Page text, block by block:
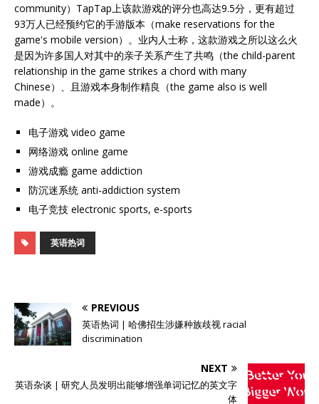
community）TapTap上该款游戏的评分也高达9.5分，更有超过
93万人已经预约它的手游版本（make reservations for the
game's mobile version）。业内人士称，这款游戏之所以这么火
是因为许多国人对其中的亲子关系产生了共鸣（the child-parent
relationship in the game strikes a chord with many
Chinese）、且游戏本身制作精良（the game also is well
made）。
电子游戏 video game
网络游戏 online game
游戏成瘾 game addiction
防沉迷系统 anti-addiction system
电子竞技 electronic sports, e-sports
英语热词
PREVIOUS
英语热词 | 哈佛招生涉嫌种族歧视 racial
discrimination
NEXT
英语杂谈 | 研究人员发明出能够增强单词记忆的英文字
体